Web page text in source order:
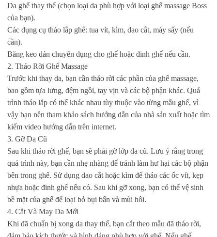
Da ghế thay thế (chọn loại da phù hợp với loại ghế massage Boss
của bạn).
Các dụng cụ tháo lắp ghế: tua vít, kìm, dao cắt, máy sấy (nếu
cần).
Băng keo dán chuyên dụng cho ghế hoặc đinh ghế nếu cần.
2. Tháo Rời Ghế Massage
Trước khi thay da, bạn cần tháo rời các phần của ghế massage,
bao gồm tựa lưng, đệm ngồi, tay vịn và các bộ phận khác. Quá
trình tháo lắp có thể khác nhau tùy thuộc vào từng mẫu ghế, vì
vậy bạn nên tham khảo sách hướng dẫn của nhà sản xuất hoặc tìm
kiếm video hướng dẫn trên internet.
3. Gỡ Da Cũ
Sau khi tháo rời ghế, bạn sẽ phải gỡ lớp da cũ. Lưu ý rằng trong
quá trình này, bạn cần nhẹ nhàng để tránh làm hư hại các bộ phận
bên trong ghế. Sử dụng dao cắt hoặc kìm để tháo các ốc vít, kẹp
nhựa hoặc đinh ghế nếu có. Sau khi gỡ xong, bạn có thể vệ sinh
bề mặt của ghế để loại bỏ bụi bẩn và mùi hôi.
4. Cắt Và May Da Mới
Khi đã chuẩn bị xong da thay thế, bạn cắt theo mẫu đã tháo rời,